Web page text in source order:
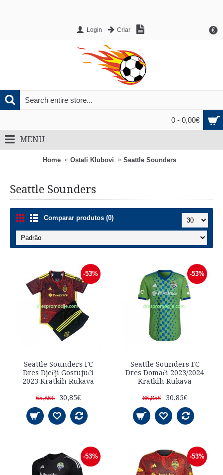
€
Login Criar
0 - 0,00€
MENU
Home Ostali Klubovi Seattle Sounders
Seattle Sounders
Comparar produtos (0)
-53%
Seattle Sounders FC
Dres Dječji Gostujući
2023 Kratkih Rukava
65,85€ 30,85€
-53%
Seattle Sounders FC
Dres Domaći 2023/2024
Kratkih Rukava
65,85€ 30,85€
-53% -53%